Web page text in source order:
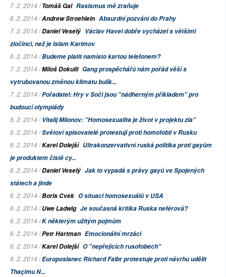
7. 2. 2014 /Tomáš Gal Rasismus mě zraňuje
6. 2. 2014 /Andrew Stroehlein Absurdní pozvání do Prahy
7. 2. 2014 /Daniel Veselý Václav Havel dobře vycházel s většími
zločinci, než je Islam Karimov
6. 2. 2014 /Budeme platit namísto kartou telefonem?
7. 2. 2014 /Miloš Dokulil Gang prospěchářů nám pořád věší s
vytrubovanou změnou klimatu bulík...
7. 2. 2014 /Pořadatel: Hry v Soči jsou "nádherným příkladem" pro
budoucí olympiády
6. 2. 2014 /Vitalij Milonov: "Homosexualita je život v projektu zla"
6. 2. 2014 /Světoví spisovatelé protestují proti homofobii v Rusku
6. 2. 2014 /Karel Dolejší Ultrakonzervativní ruská politika proti gayům
je produktem čistě cy...
6. 2. 2014 /Daniel Veselý Jak to vypadá s právy gayů ve Spojených
státech a jinde
6. 2. 2014 /Boris Cvek O situaci homosexuálů v USA
6. 2. 2014 /Uwe Ladwig Je současná kritika Ruska neférová?
6. 2. 2014 /K některým užitým pojmům
6. 2. 2014 /Petr Hartman Emocionální mrzáci
6. 2. 2014 /Karel Dolejší O "nepřejících rusofobech"
6. 2. 2014 /Europoslanec Richard Falbr protestuje proti návrhu udělit
Thaçimu N...